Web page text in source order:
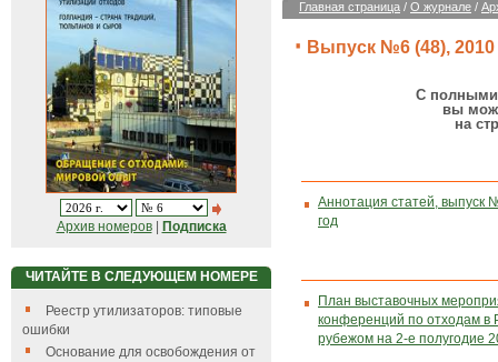
Архив номеров| Подписка
ЧИТАЙТЕ В СЛЕДУЮЩЕМ НОМЕРЕ
Реестр утилизаторов: типовые
ошибки
Основание для освобождения от
Главная страница / О журнале /
Выпуск №6 (48), 2010
С полными
вы
на
Аннотация статей, выпуск
год
План выставочных
конференций по отходам в
рубежом на 2-е полугодие